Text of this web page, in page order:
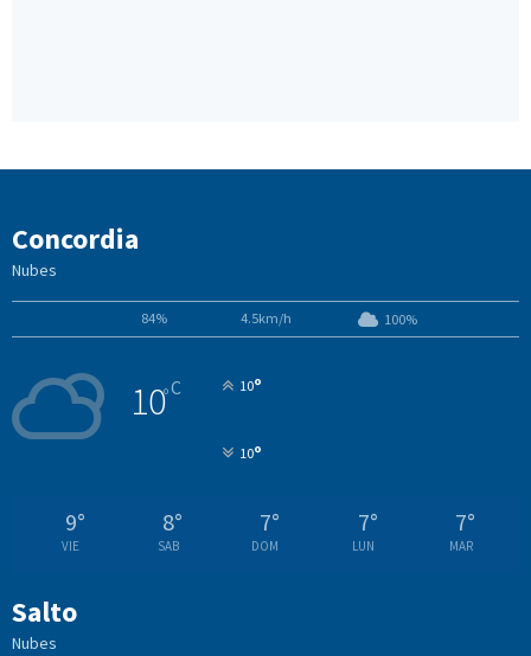
Concordia
Nubes
84% 4.5km/h 100%
10°C 10°
10°
9°
VIE
8°
SAB
7°
DOM
7°
LUN
7°
MAR
Salto
Nubes